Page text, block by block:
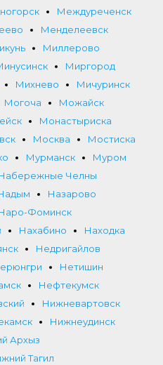
Междуреченск
Менделеевск
Миллерово
Миргород
Михнево
Мичуринск
Могоча
Можайск
Монастыриска
Москва
Мостиска
Мурманск
Муром
Челны
Назарово
Фоминск
Нахабино
Находка
Недригайлов
Нетишин
Нефтекумск
Нижневартовск
Нижнеудинск
Архыз
Тагил